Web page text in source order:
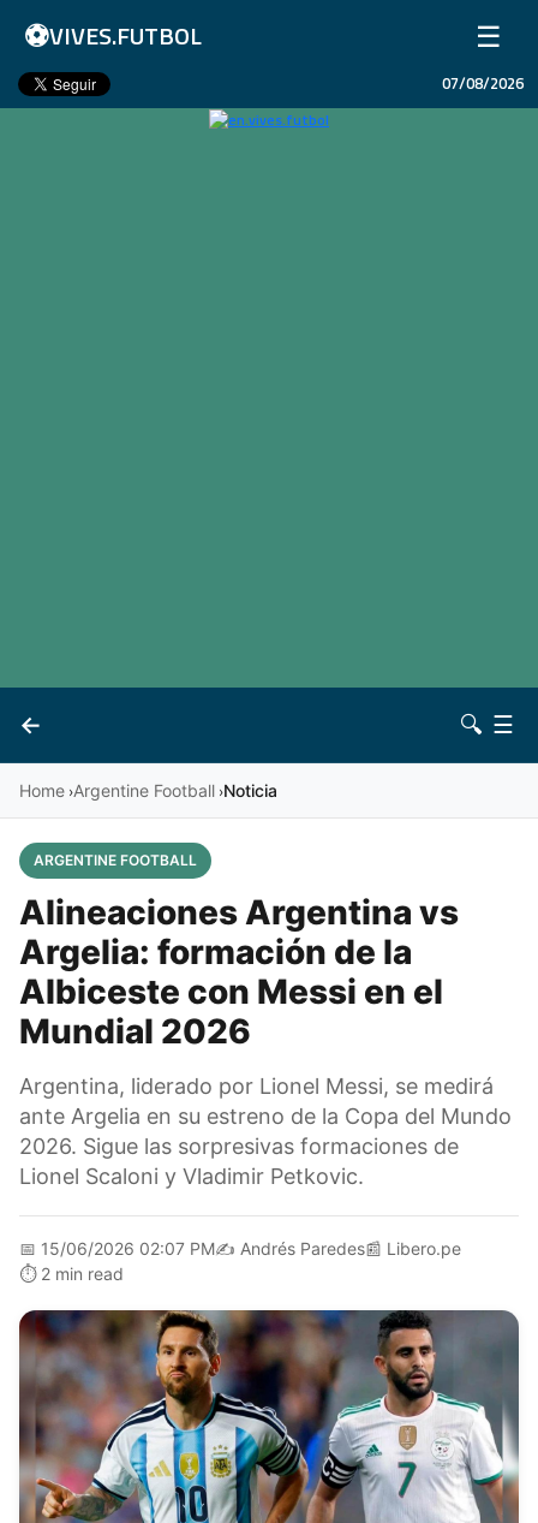
⚽VIVES.FUTBOL ☰
Home
Archivo
07/08/2026
←
Vives 🔍 ☰
Home ›Argentine Football ›Noticia
ARGENTINE FOOTBALL
Alineaciones Argentina vs
Argelia: formación de la
Albiceste con Messi en el
Mundial 2026
Argentina, liderado por Lionel Messi, se medirá
ante Argelia en su estreno de la Copa del Mundo
2026. Sigue las sorpresivas formaciones de
Lionel Scaloni y Vladimir Petkovic.
📅 15/06/2026 02:07 PM✍️ Andrés Paredes📰 Libero.pe
⏱️ 2 min read